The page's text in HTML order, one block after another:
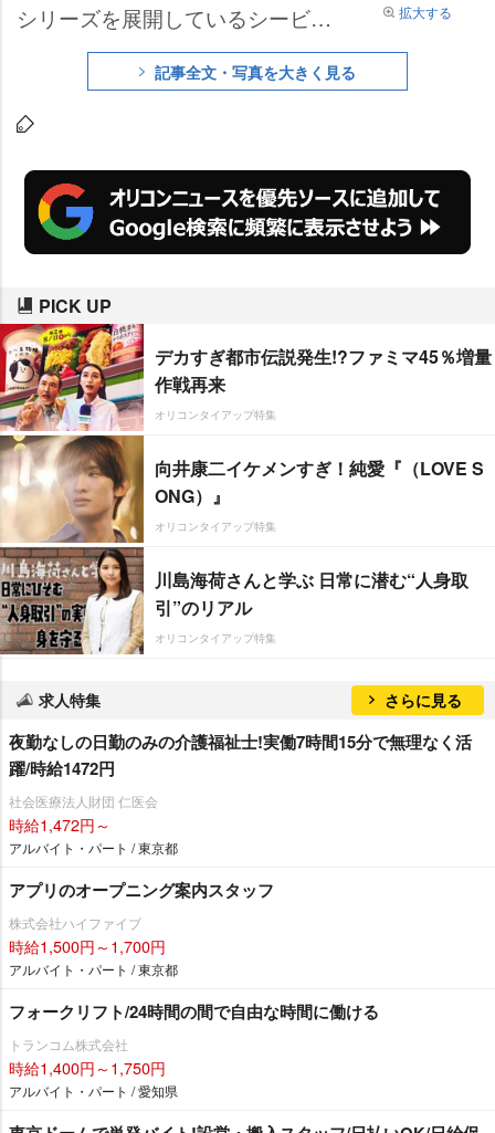
拡大する
シリーズを展開しているシービッ
クの調査でわかった。同社は「密
閉性の高いブーツを履くことで内
部の湿度が高くなり、ニオイ菌が
る」と分析している。
記事全文・写真を大きく見る
PICK UP
デカすぎ都市伝説発生!?ファミマ45％増量
作戦再来
オリコンタイアップ特集
向井康二イケメンすぎ！純愛『（LOVE S
ONG）』
オリコンタイアップ特集
川島海荷さんと学ぶ 日常に潜む“人身取
引”のリアル
オリコンタイアップ特集
求人特集 さらに見る
夜勤なしの日勤のみの介護福祉士!実働7時間15分で無理なく活
躍/時給1472円
社会医療法人財団 仁医会
時給1,472円～
アルバイト・パート / 東京都
アプリのオープニング案内スタッフ
株式会社ハイファイブ
時給1,500円～1,700円
アルバイト・パート / 東京都
フォークリフト/24時間の間で自由な時間に働ける
トランコム株式会社
時給1,400円～1,750円
アルバイト・パート / 愛知県